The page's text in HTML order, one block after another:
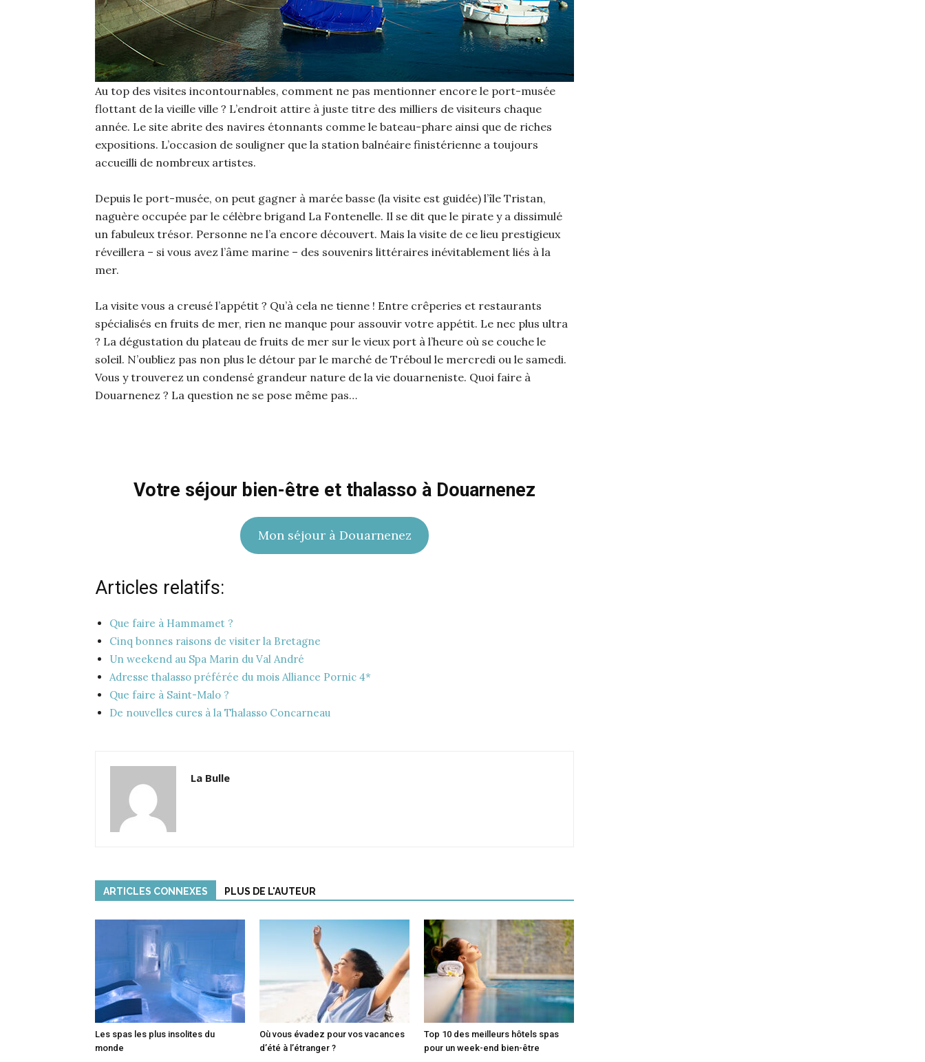
Au top des visites incontournables, comment ne pas mentionner encore le port-musée
flottant de la vieille ville ? L’endroit attire à juste titre des milliers de visiteurs chaque
année. Le site abrite des navires étonnants comme le bateau-phare ainsi que de riches
expositions. L’occasion de souligner que la station balnéaire finistérienne a toujours
accueilli de nombreux artistes.
Depuis le port-musée, on peut gagner à marée basse (la visite est guidée) l’île Tristan,
naguère occupée par le célèbre brigand La Fontenelle. Il se dit que le pirate y a dissimulé
un fabuleux trésor. Personne ne l’a encore découvert. Mais la visite de ce lieu prestigieux
réveillera – si vous avez l’âme marine – des souvenirs littéraires inévitablement liés à la
mer.
La visite vous a creusé l’appétit ? Qu’à cela ne tienne ! Entre crêperies et restaurants
spécialisés en fruits de mer, rien ne manque pour assouvir votre appétit. Le nec plus ultra
? La dégustation du plateau de fruits de mer sur le vieux port à l’heure où se couche le
soleil. N’oubliez pas non plus le détour par le marché de Tréboul le mercredi ou le samedi.
Vous y trouverez un condensé grandeur nature de la vie douarneniste. Quoi faire à
Douarnenez ? La question ne se pose même pas…
Votre séjour bien-être et thalasso à Douarnenez
Mon séjour à Douarnenez
Articles relatifs:
Que faire à Hammamet ?
Cinq bonnes raisons de visiter la Bretagne
Un weekend au Spa Marin du Val André
Adresse thalasso préférée du mois Alliance Pornic 4*
Que faire à Saint-Malo ?
De nouvelles cures à la Thalasso Concarneau
La Bulle
ARTICLES CONNEXES PLUS DE L'AUTEUR
Les spas les plus insolites du
monde
Où vous évadez pour vos vacances
d’été à l’étranger ?
Top 10 des meilleurs hôtels spas
pour un week-end bien-être